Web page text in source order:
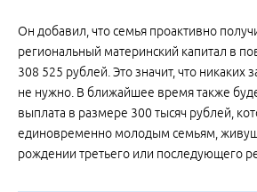
Он добавил, что семья проактивно
региональный материнский капитал в
308 525 рублей. Это значит, что никаких
не нужно. В ближайшее время также
выплата в размере 300 тысяч рублей,
единовременно молодым семьям,
рождении третьего или последующего